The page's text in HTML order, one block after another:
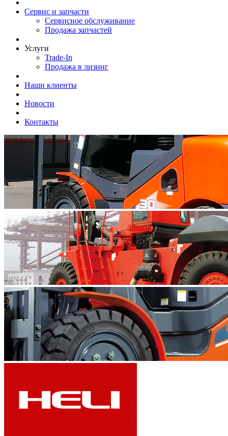
Сервис и запчасти
Сервисное обслуживание
Продажа запчастей
Услуги
Trade-In
Продажа в лизинг
Наши клиенты
Новости
Контакты